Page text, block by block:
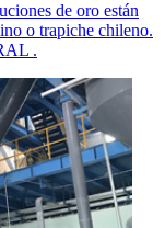
de oro están
o trapiche chileno.
.